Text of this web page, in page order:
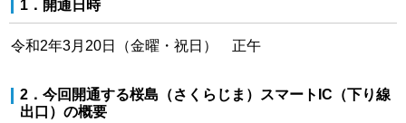
1．開通日時
令和2年3月20日（金曜・祝日） 正午
2．今回開通する桜島（さくらじま）スマートIC（下り線
出口）の概要